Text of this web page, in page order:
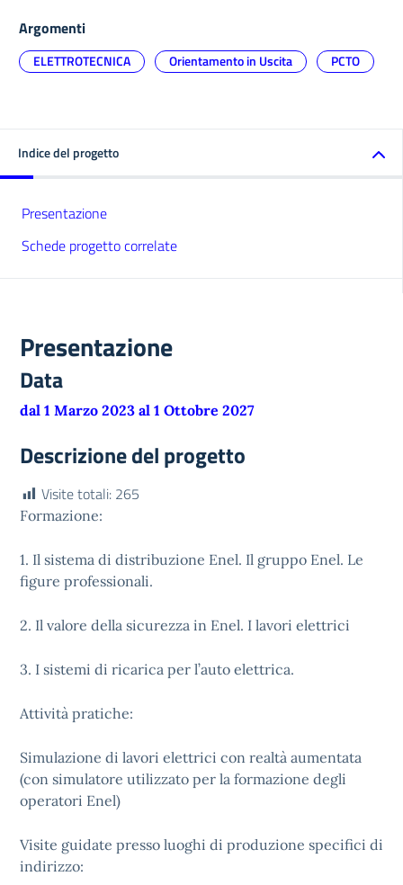
Argomenti
ELETTROTECNICA Orientamento in Uscita PCTO
Indice del progetto
Presentazione
Schede progetto correlate
Presentazione
Data
dal 1 Marzo 2023 al 1 Ottobre 2027
Descrizione del progetto
Visite totali: 265
Formazione:
1. Il sistema di distribuzione Enel. Il gruppo Enel. Le
figure professionali.
2. Il valore della sicurezza in Enel. I lavori elettrici
3. I sistemi di ricarica per l’auto elettrica.
Attività pratiche:
Simulazione di lavori elettrici con realtà aumentata
(con simulatore utilizzato per la formazione degli
operatori Enel)
Visite guidate presso luoghi di produzione specifici di
indirizzo: